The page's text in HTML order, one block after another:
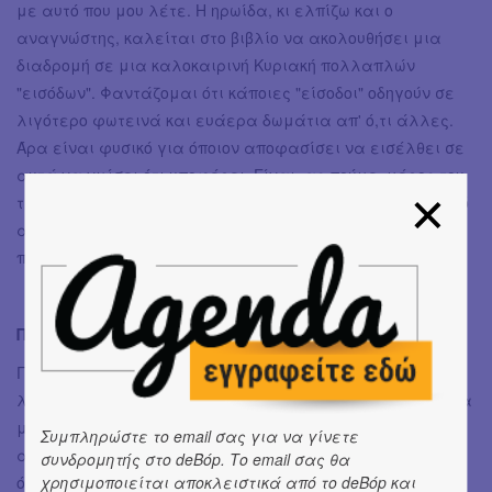
με αυτό που μου λέτε. Η ηρωίδα, κι ελπίζω και ο
αναγνώστης, καλείται στο βιβλίο να ακολουθήσει μια
διαδρομή σε μια καλοκαιρινή Κυριακή πολλαπλών
"εισόδων". Φαντάζομαι ότι κάποιες "είσοδοι" οδηγούν σε
λιγότερο φωτεινά και ευάερα δωμάτια απ' ό,τι άλλες.
Άρα είναι φυσικό για όποιον αποφασίσει να εισέλθει σε
αυτά να νιώσει ότι υποφέρει. Είναι, ας πούμε, μέρος του
ταξιδιού. Κάτι σαν προαπαιτούμενο για να "εξέλθει" από
αυτά, ολοκληρωμένος και γεμάτος, προτού τον βρουν οι
προσεχώς Κυριακές.
Πώς θα φανταζόσουν μία ιδανική λέσχη ανάγνωσης;
Για να πω την αλήθεια, δεν έχω υπάρξει φίλη των
λεσχών ανάγνωσης, ίσως επειδή δεν έτυχα ποτέ ως τώρα
μέλος σε κάποια ή ίσως επειδή θεωρώ την ανάγνωση μια
αυστηρά μοναχική υπόθεση. Τώρα που το σκέφτομαι
όμως, μια ιδανική λέσχη ανάγνωσης θα ήταν εκείνη στην
Συμπληρώστε το email σας για να γίνετε
συνδρομητής στο deBόp. Το email σας θα
χρησιμοποιείται αποκλειστικά από το deBόp και